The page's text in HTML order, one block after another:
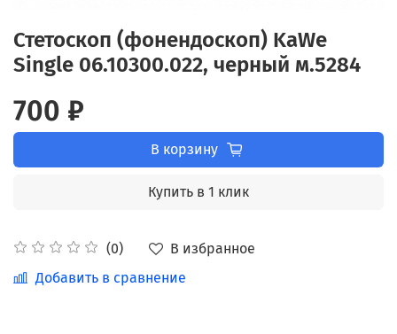
Стетоскоп (фонендоскоп) KaWe
Single 06.10300.022, черный м.5284
(0)
В избранное
Добавить в сравнение
700 ₽
В корзину
Купить в 1 клик